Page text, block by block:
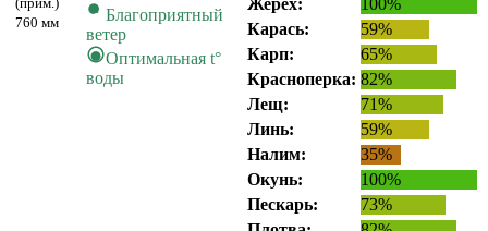
760 мм
Благоприятный
ветер
Оптимальная t°
воды
Карась:
59%
Карп:
65%
Красноперка: 82%
Лещ:
71%
Линь:
59%
Налим:
35%
Окунь:
100%
Пескарь:
73%